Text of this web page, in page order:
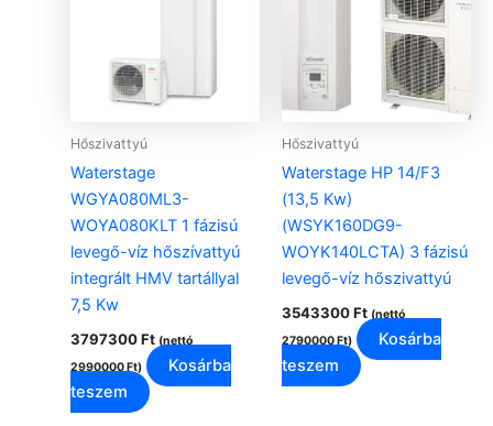
Hőszivattyú
Waterstage
WGYA080ML3-
WOYA080KLT 1 fázisú
levegő-víz hőszívattyú
integrált HMV tartállyal
7,5 Kw
3797300Ft (nettó
2990000Ft)
Kosárba
teszem
Hőszivattyú
Waterstage HP 14/F3
(13,5 Kw)
(WSYK160DG9-
WOYK140LCTA) 3 fázisú
levegő-víz hőszivattyú
3543300Ft (nettó
2790000Ft)
Kosárba
teszem